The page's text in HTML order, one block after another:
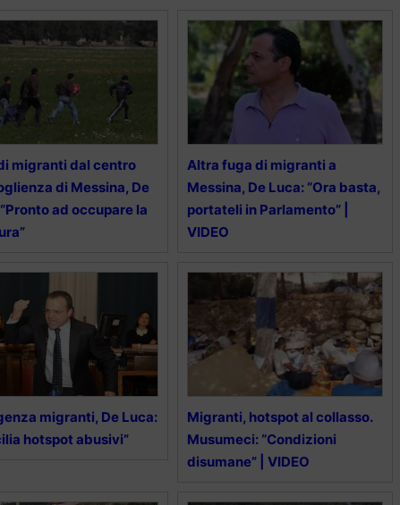
migranti dal centro
di Messina, De
ad occupare la
Altra fuga di migranti a
Messina, De Luca: “Ora basta,
portateli in Parlamento” |
VIDEO
migranti, De Luca:
hotspot abusivi”
Migranti, hotspot al collasso.
Musumeci: “Condizioni
disumane” | VIDEO